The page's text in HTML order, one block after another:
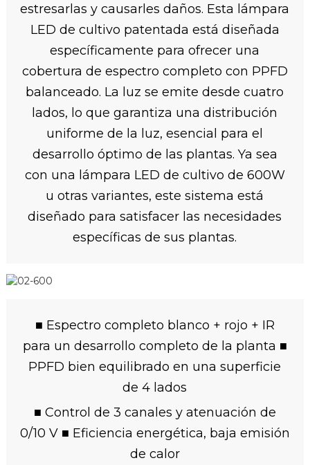
estresarlas y causarles daños. Esta lámpara
LED de cultivo patentada está diseñada
específicamente para ofrecer una
cobertura de espectro completo con PPFD
balanceado. La luz se emite desde cuatro
lados, lo que garantiza una distribución
uniforme de la luz, esencial para el
desarrollo óptimo de las plantas. Ya sea
con una lámpara LED de cultivo de 600W
u otras variantes, este sistema está
diseñado para satisfacer las necesidades
específicas de sus plantas.
■ Espectro completo blanco + rojo + IR
para un desarrollo completo de la planta ■
PPFD bien equilibrado en una superficie
de 4 lados
■ Control de 3 canales y atenuación de
0/10 V ■ Eficiencia energética, baja emisión
de calor